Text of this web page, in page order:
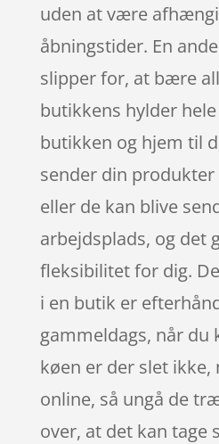
uden at være
åbningstider. En
slipper for, at bære
butikkens hylder
butikken og hjem til
sender din
eller de kan blive
arbejdsplads, og det
fleksibilitet for dig.
i en butik er
gammeldags, når du
køen er der slet ikke,
online, så ungå de
over, at det kan tage